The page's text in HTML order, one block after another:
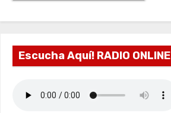
Escucha Aquí! RADIO ONLINE